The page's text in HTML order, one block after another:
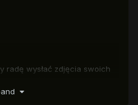
radę wysłać zdjęcia swoich